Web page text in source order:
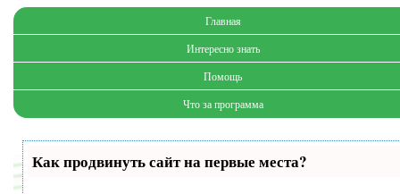
Главная
Интересно знать
Помощь
Что за программа
Как продвинуть сайт на первые места?